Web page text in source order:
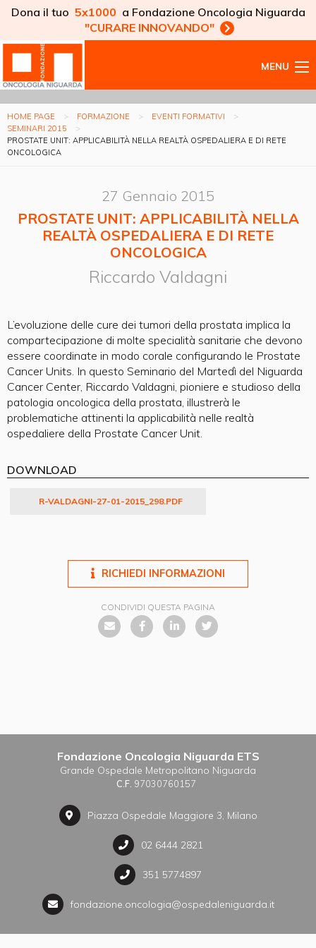
Dona il tuo 5x1000 a Fondazione Oncologia Niguarda
"CURARE INNOVANDO"
MENU
HOME PAGE FORMAZIONE
EVENTI FORMATIVI
SEMINARI 2015
PROSTATE UNIT: APPLICABILITÀ NELLA REALTÀ OSPEDALIERA E DI RETE
ONCOLOGICA
27 Gennaio 2015
PROSTATE UNIT: APPLICABILITÀ NELLA
REALTÀ OSPEDALIERA E DI RETE
ONCOLOGICA
Riccardo Valdagni
L’evoluzione delle cure dei tumori della prostata implica la
compartecipazione di molte specialità sanitarie che devono
essere coordinate in modo corale configurando le Prostate
Cancer Units. In questo Seminario del Martedì del Niguarda
Cancer Center, Riccardo Valdagni, pioniere e studioso della
patologia oncologica della prostata, illustrerà le
problematiche attinenti la applicabilità nelle realtà
ospedaliere della Prostate Cancer Unit.
DOWNLOAD
R-VALDAGNI-27-01-2015_298.PDF
RICHIEDI INFORMAZIONI
CONDIVIDI QUESTA PAGINA
Fondazione Oncologia Niguarda ETS
Grande Ospedale Metropolitano Niguarda
C.F. 97030760157
Piazza Ospedale Maggiore 3, Milano
02 6444 2821
351 5774897
fondazione.oncologia@ospedaleniguarda.it